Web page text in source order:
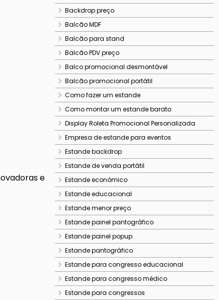
e
Backdrop preço
Balcão MDF
Balcão para stand
Balcão PDV preço
Balco promocional desmontável
Balcão promocional portátil
Como fazer um estande
Como montar um estande barato
Display Roleta Promocional Personalizada
Empresa de estande para eventos
Estande backdrop
Estande de venda portátil
Estande econômico
Estande educacional
Estande menor preço
Estande painel pantográfico
Estande painel popup
Estande pantográfico
Estande para congresso educacional
Estande para congresso médico
Estande para congressos